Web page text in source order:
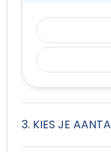
3. KIES JE